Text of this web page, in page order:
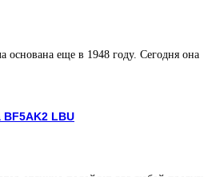
основана еще в 1948 году. Сегодня она
LBU